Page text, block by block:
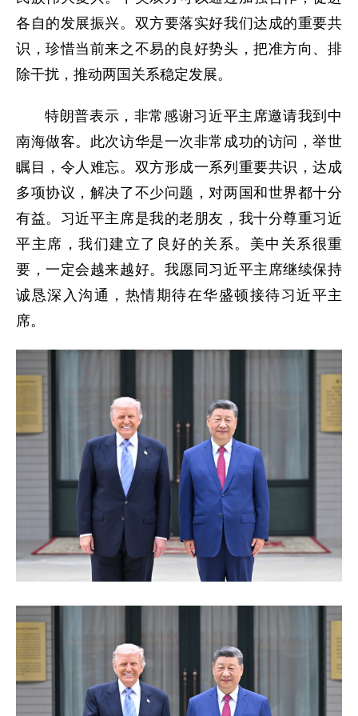
各自的发展振兴。双方要落实好我们达成的重要共
识，珍惜当前来之不易的良好势头，把准方向、排
除干扰，推动两国关系稳定发展。
特朗普表示，非常感谢习近平主席邀请我到中
南海做客。此次访华是一次非常成功的访问，举世
瞩目，令人难忘。双方形成一系列重要共识，达成
多项协议，解决了不少问题，对两国和世界都十分
有益。习近平主席是我的老朋友，我十分尊重习近
平主席，我们建立了良好的关系。美中关系很重
要，一定会越来越好。我愿同习近平主席继续保持
诚恳深入沟通，热情期待在华盛顿接待习近平主
席。